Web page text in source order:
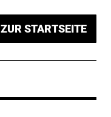
ZUR STARTSEITE